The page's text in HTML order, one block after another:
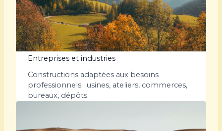
Entreprises et industries
Constructions adaptées aux besoins
professionnels : usines, ateliers, commerces,
bureaux, dépôts.